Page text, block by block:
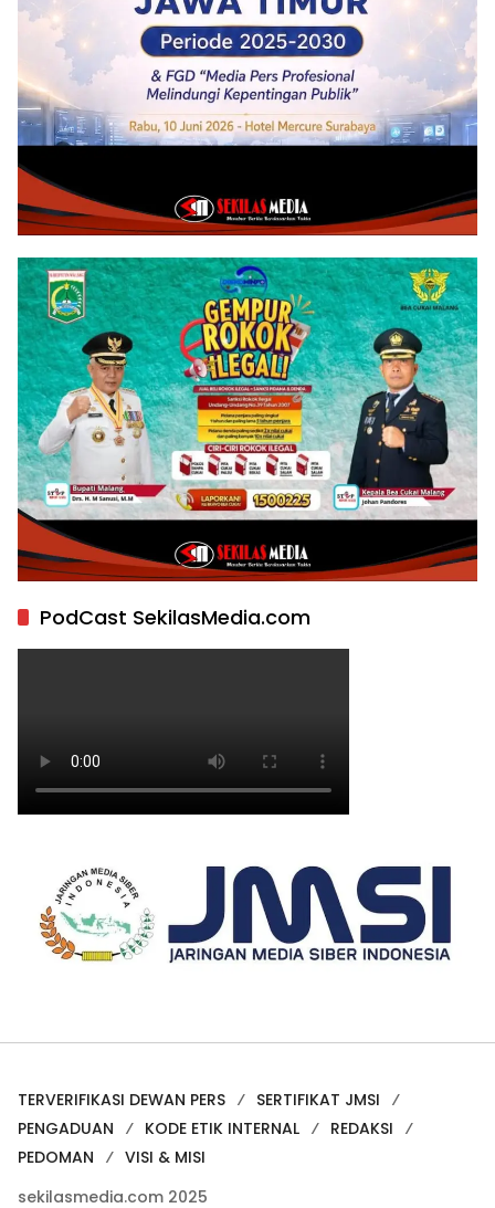
PodCast SekilasMedia.com
TERVERIFIKASI DEWAN PERS
SERTIFIKAT JMSI
PENGADUAN
KODE ETIK INTERNAL
REDAKSI
PEDOMAN
VISI & MISI
sekilasmedia.com 2025